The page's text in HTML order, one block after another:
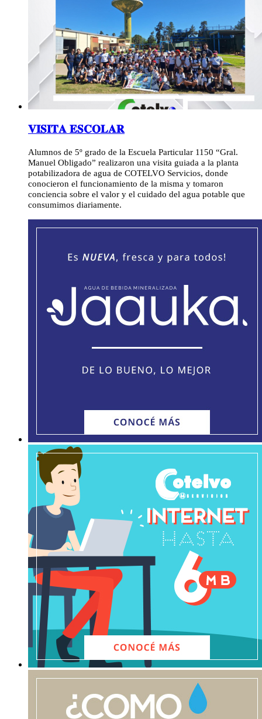
𝐕𝐈𝐒𝐈𝐓𝐀 𝐄𝐒𝐂𝐎𝐋𝐀𝐑
Alumnos de 5º grado de la Escuela Particular 1150 “Gral.
Manuel Obligado” realizaron una visita guiada a la planta
potabilizadora de agua de COTELVO Servicios, donde
conocieron el funcionamiento de la misma y tomaron
conciencia sobre el valor y el cuidado del agua potable que
consumimos diariamente.